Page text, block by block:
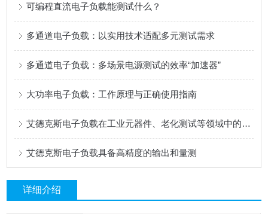
可编程直流电子负载能测试什么？
多通道电子负载：以实用技术适配多元测试需求
多通道电子负载：多场景电源测试的效率“加速器”
大功率电子负载：工作原理与正确使用指南
艾德克斯电子负载在工业元器件、老化测试等领域中的用途
艾德克斯电子负载具备高精度的输出和量测
详细介绍